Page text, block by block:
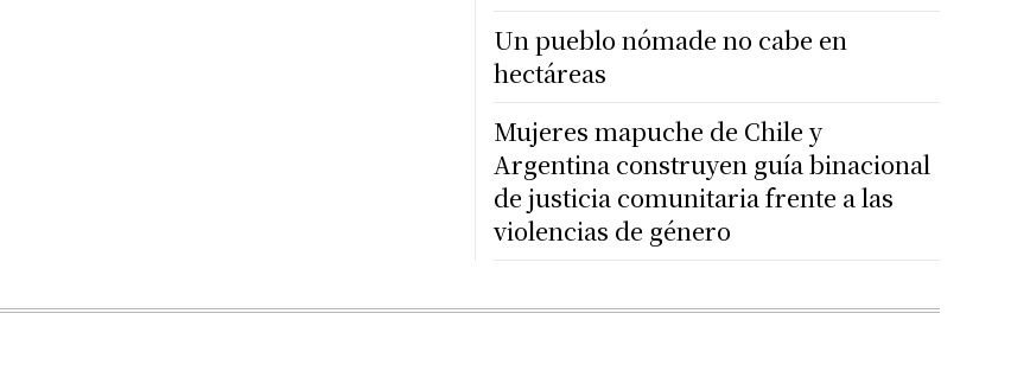
Un pueblo nómade no cabe en
hectáreas
Mujeres mapuche de Chile y
Argentina construyen guía binacional
de justicia comunitaria frente a las
violencias de género